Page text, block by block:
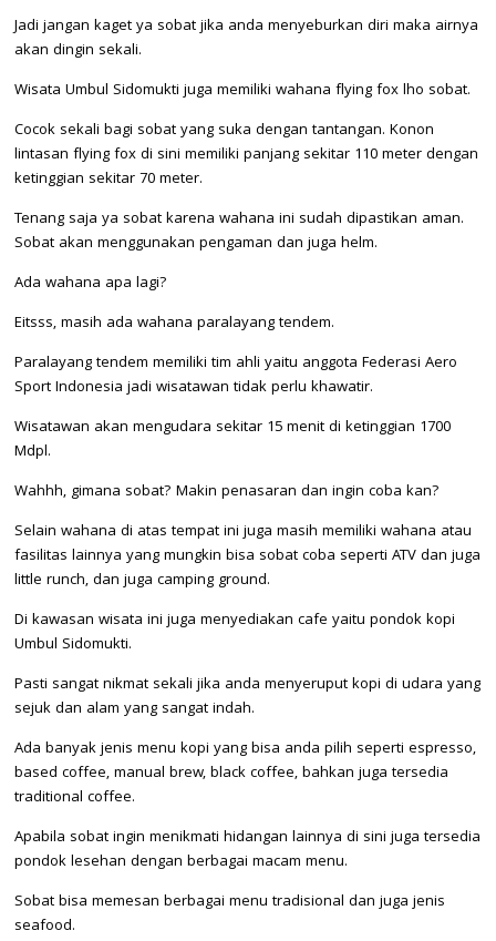
Jadi jangan kaget ya sobat jika anda menyeburkan diri maka airnya
akan dingin sekali.
Wisata Umbul Sidomukti juga memiliki wahana flying fox lho sobat.
Cocok sekali bagi sobat yang suka dengan tantangan. Konon
lintasan flying fox di sini memiliki panjang sekitar 110 meter dengan
ketinggian sekitar 70 meter.
Tenang saja ya sobat karena wahana ini sudah dipastikan aman.
Sobat akan menggunakan pengaman dan juga helm.
Ada wahana apa lagi?
Eitsss, masih ada wahana paralayang tendem.
Paralayang tendem memiliki tim ahli yaitu anggota Federasi Aero
Sport Indonesia jadi wisatawan tidak perlu khawatir.
Wisatawan akan mengudara sekitar 15 menit di ketinggian 1700
Mdpl.
Wahhh, gimana sobat? Makin penasaran dan ingin coba kan?
Selain wahana di atas tempat ini juga masih memiliki wahana atau
fasilitas lainnya yang mungkin bisa sobat coba seperti ATV dan juga
little runch, dan juga camping ground.
Di kawasan wisata ini juga menyediakan cafe yaitu pondok kopi
Umbul Sidomukti.
Pasti sangat nikmat sekali jika anda menyeruput kopi di udara yang
sejuk dan alam yang sangat indah.
Ada banyak jenis menu kopi yang bisa anda pilih seperti espresso,
based coffee, manual brew, black coffee, bahkan juga tersedia
traditional coffee.
Apabila sobat ingin menikmati hidangan lainnya di sini juga tersedia
pondok lesehan dengan berbagai macam menu.
Sobat bisa memesan berbagai menu tradisional dan juga jenis
seafood.